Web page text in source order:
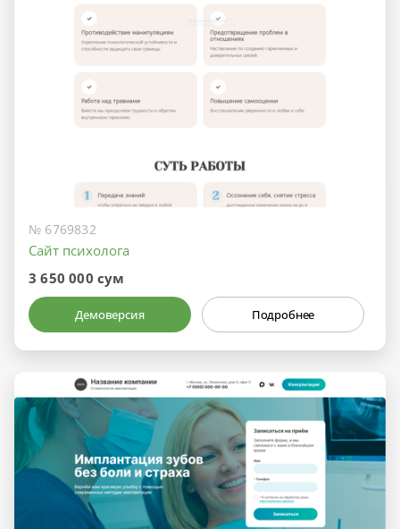
№ 6769832
Сайт психолога
3 650 000 сум
Демоверсия Подробнее